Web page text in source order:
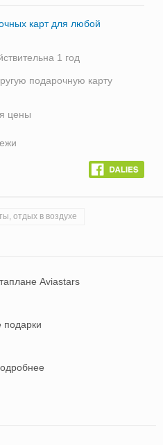
карт для любой
1 год
подарочную карту
цены
отдых в воздухе
Aviastars
подарки